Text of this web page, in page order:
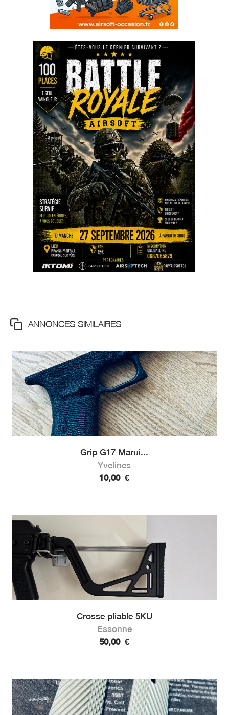
ANNONCES SIMILAIRES
Grip G17 Marui...
Yvelines
10,00 €
Crosse pliable 5KU
Essonne
50,00 €